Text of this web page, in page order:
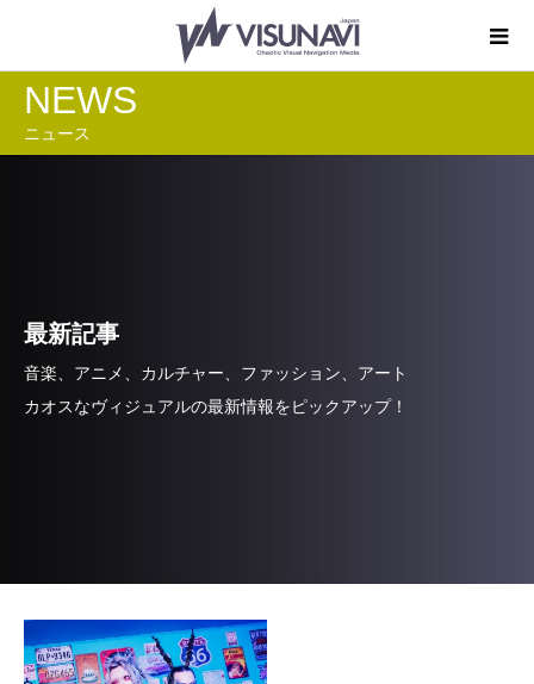
NEWS
ニュース
最新記事
音楽、アニメ、カルチャー、ファッション、アート
カオスなヴィジュアルの最新情報をピックアップ！